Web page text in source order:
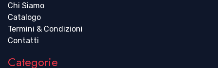
Chi Siamo
Catalogo
Termini & Condizioni
Contatti
Categorie